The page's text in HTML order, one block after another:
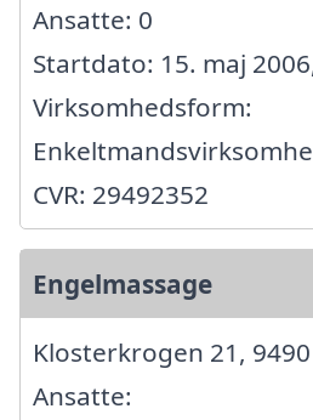
Ansatte: 0
Startdato: 15. maj
Virksomhedsform:
CVR: 29492352
Engelmassage
Klosterkrogen 21,
Ansatte: